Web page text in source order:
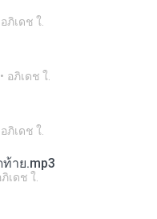
อภิเดช ใ.
อภิเดช ใ.
อภิเดช ใ.
าย.mp3
เดช ใ.